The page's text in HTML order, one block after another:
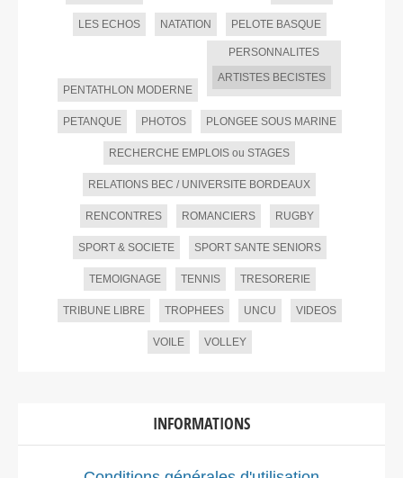
LES ECHOS NATATION PELOTE BASQUE
PENTATHLON MODERNE
PERSONNALITES
ARTISTES BECISTES
PETANQUE PHOTOS PLONGEE SOUS MARINE
RECHERCHE EMPLOIS ou STAGES
RELATIONS BEC / UNIVERSITE BORDEAUX
RENCONTRES ROMANCIERS RUGBY
SPORT & SOCIETE SPORT SANTE SENIORS
TEMOIGNAGE TENNIS TRESORERIE
TRIBUNE LIBRE TROPHEES UNCU VIDEOS
VOILE VOLLEY
INFORMATIONS